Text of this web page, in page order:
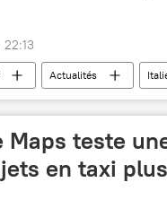
22:13
Actualités
Daech
Maps teste
en taxi